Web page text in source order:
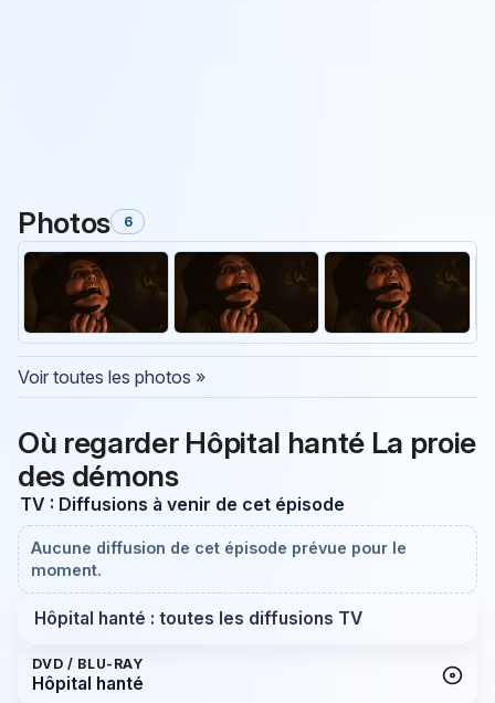
Photos 6
Voir toutes les photos »
Où regarder Hôpital hanté La proie
des démons
TV : Diffusions à venir de cet épisode
Aucune diffusion de cet épisode prévue pour le
moment.
Hôpital hanté : toutes les diffusions TV
DVD / BLU-RAY
Hôpital hanté